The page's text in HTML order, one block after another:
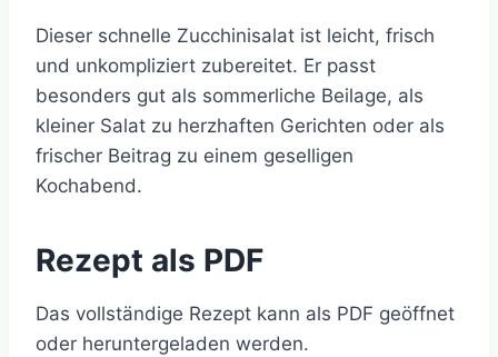
Dieser schnelle Zucchinisalat ist leicht, frisch
und unkompliziert zubereitet. Er passt
besonders gut als sommerliche Beilage, als
kleiner Salat zu herzhaften Gerichten oder als
frischer Beitrag zu einem geselligen
Kochabend.
Rezept als PDF
Das vollständige Rezept kann als PDF geöffnet
oder heruntergeladen werden.